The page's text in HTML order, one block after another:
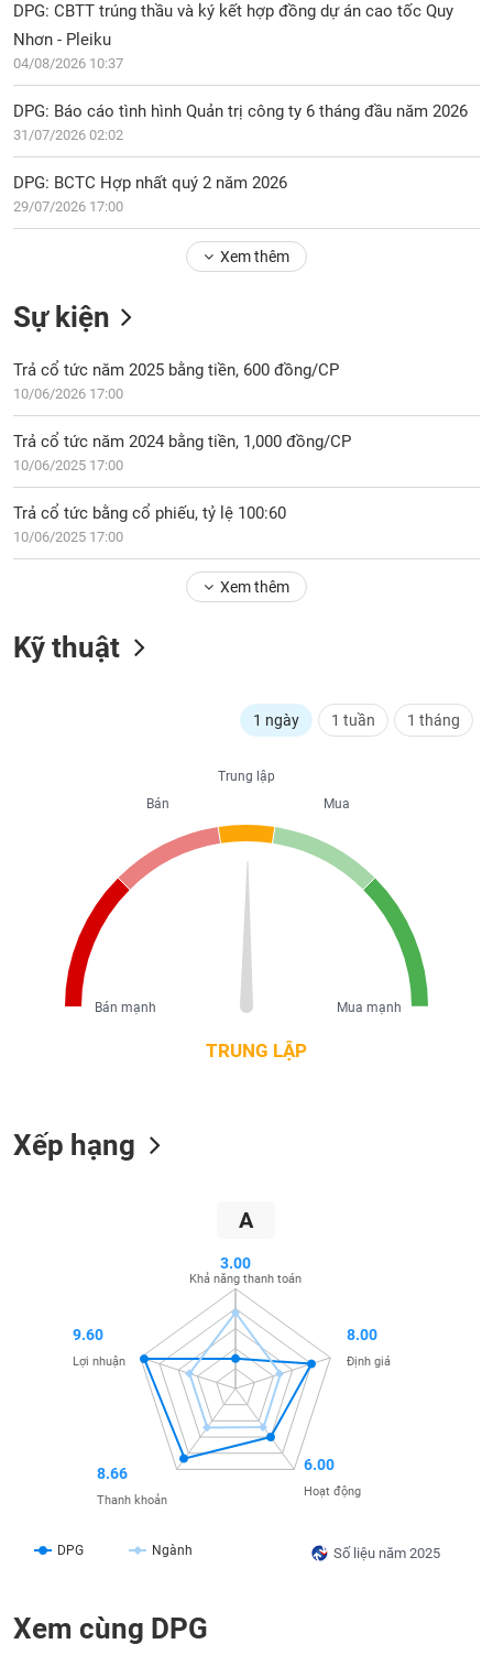
Cổ
phiếu
chi
tiết
Tổng
quan
Giao
chính
tích
kỹ
thuật
doanh
Tin
Tài
DPG: CBTT trúng thầu và ký kết hợp đồng dự án cao tốc Quy
Nhơn - Pleiku
04/08/2026 10:37
DPG: Báo cáo tình hình Quản trị công ty 6 tháng đầu năm 2026
31/07/2026 02:02
DPG: BCTC Hợp nhất quý 2 năm 2026
29/07/2026 17:00
Xem thêm
Sự kiện
Trả cổ tức năm 2025 bằng tiền, 600 đồng/CP
10/06/2026 17:00
Trả cổ tức năm 2024 bằng tiền, 1,000 đồng/CP
10/06/2025 17:00
Trả cổ tức bằng cổ phiếu, tỷ lệ 100:60
10/06/2025 17:00
Xem thêm
Kỹ thuật
1 ngày 1 tuần 1 tháng
TRUNG LẬP
Trung lập
Mua
Mua mạnh
Bán
Bán mạnh
Xếp hạng
A
Số liệu năm 2025
DPG Ngành
3.00
Khả năng thanh toán
8.00
Định giá
6.00
Hoạt động
8.66
Thanh khoản
9.60
Lợi nhuận
Xem cùng DPG
TIN
MỚI
Ngành
(-)
VS-
SECTOR
NĂNG
LƯỢNG
NGUYÊN
VẬT
LIỆU
NGHIỆP
TIÊU
DÙNG
THIẾT
CHĂM
DỊCH